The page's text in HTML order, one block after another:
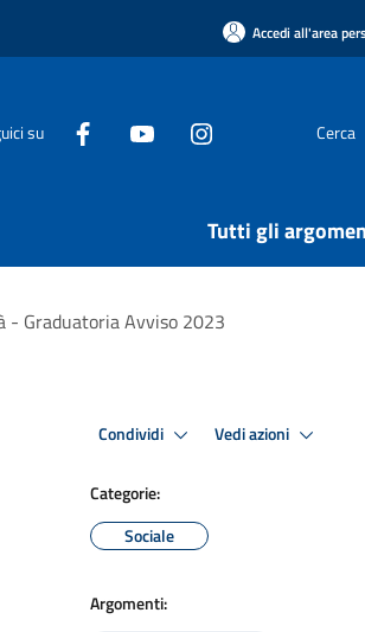
Accedi all'area
su Cerca
Tutti gli
- Graduatoria Avviso 2023
Condividi Vedi azioni
Categorie:
Sociale
Argomenti: